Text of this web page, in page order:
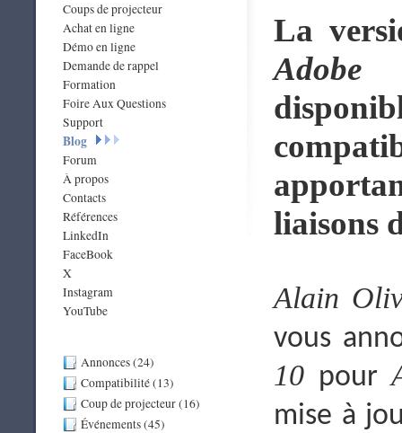
Coups de projecteur
Achat en ligne
Démo en ligne
Demande de rappel
Formation
Foire Aux Questions
Support
Blog
Forum
À propos
Contacts
Références
LinkedIn
FaceBook
X
Instagram
YouTube
Annonces (24)
Compatibilité (13)
Coup de projecteur (16)
Événements (45)
La
Adobe
liaisons
Alain
vous
10 pour
mise à